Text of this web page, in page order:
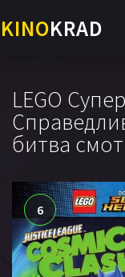
KINOKRAD
LEGO
битва
6